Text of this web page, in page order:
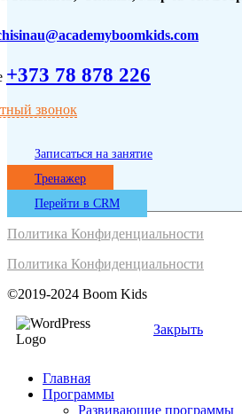
+373 78 878 226
звонок
Записаться на занятие
Тренажер
Перейти в CRM
Политика Конфиденциальности
Политика Конфиденциальности
©2019-2024 Boom Kids
Закрыть
Главная
Программы
Развивающие программы